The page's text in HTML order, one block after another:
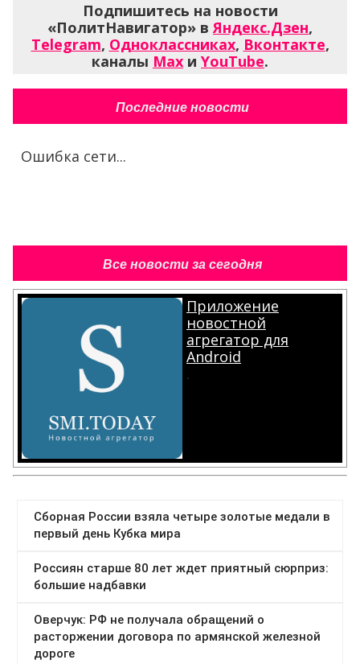
Подпишитесь на новости
«ПолитНавигатор» вЯндекс.Дзен,
Telegram, Одноклассниках, Вконтакте,
каналы Max и YouTube.
Последние новости
Ошибка сети...
Все новости за сегодня
Приложение
новостной
агрегатор для
Android
.